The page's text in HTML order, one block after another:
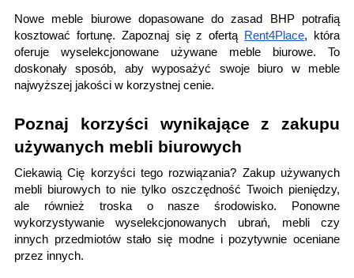
Nowe meble biurowe dopasowane do zasad BHP potrafią
kosztować fortunę. Zapoznaj się z ofertą
Rent4Place, która
oferuje wyselekcjonowane używane meble biurowe. To
doskonały sposób, aby wyposażyć swoje biuro w meble
najwyższej jakości w korzystnej cenie.
Poznaj korzyści wynikające z zakupu
używanych mebli biurowych
Ciekawią Cię korzyści tego rozwiązania? Zakup używanych
mebli biurowychto nie tylko oszczędność Twoich pieniędzy,
ale również troska o nasze środowisko. Ponowne
wykorzystywanie wyselekcjonowanych ubrań, mebli czy
innych przedmiotów stało się modne i pozytywnie oceniane
przez innych.